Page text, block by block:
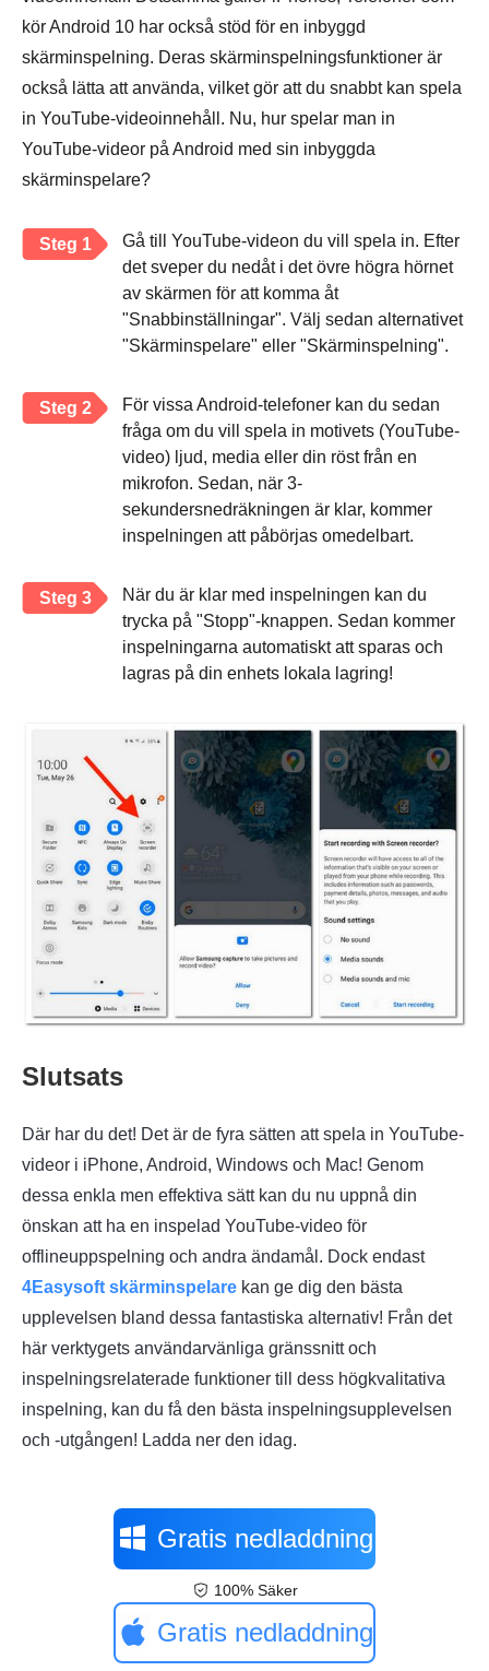
kör Android 10 har också stöd för en inbyggd
skärminspelning. Deras skärminspelningsfunktioner är
också lätta att använda, vilket gör att du snabbt kan spela
in YouTube-videoinnehåll. Nu, hur spelar man in
YouTube-videor på Android med sin inbyggda
skärminspelare?
Steg 1
Gå till YouTube-videon du vill spela in. Efter
det sveper du nedåt i det övre högra hörnet
av skärmen för att komma åt
"Snabbinställningar". Välj sedan alternativet
"Skärminspelare" eller "Skärminspelning".
Steg 2
För vissa Android-telefoner kan du sedan
fråga om du vill spela in motivets (YouTube-
video) ljud, media eller din röst från en
mikrofon. Sedan, när 3-
sekundersnedräkningen är klar, kommer
inspelningen att påbörjas omedelbart.
Steg 3
När du är klar med inspelningen kan du
trycka på "Stopp"-knappen. Sedan kommer
inspelningarna automatiskt att sparas och
lagras på din enhets lokala lagring!
Slutsats
Där har du det! Det är de fyra sätten att spela in YouTube-
videor i iPhone, Android, Windows och Mac! Genom
dessa enkla men effektiva sätt kan du nu uppnå din
önskan att ha en inspelad YouTube-video för
offlineuppspelning och andra ändamål. Dock endast
4Easysoft skärminspelare kan ge dig den bästa
upplevelsen bland dessa fantastiska alternativ! Från det
här verktygets användarvänliga gränssnitt och
inspelningsrelaterade funktioner till dess högkvalitativa
inspelning, kan du få den bästa inspelningsupplevelsen
och -utgången! Ladda ner den idag.
Gratis nedladdning
100% Säker
Gratis nedladdning